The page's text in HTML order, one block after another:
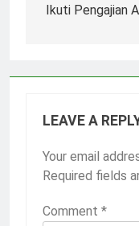
Ikuti Pengajian
LEAVE A
Your email
Required fields
Comment *